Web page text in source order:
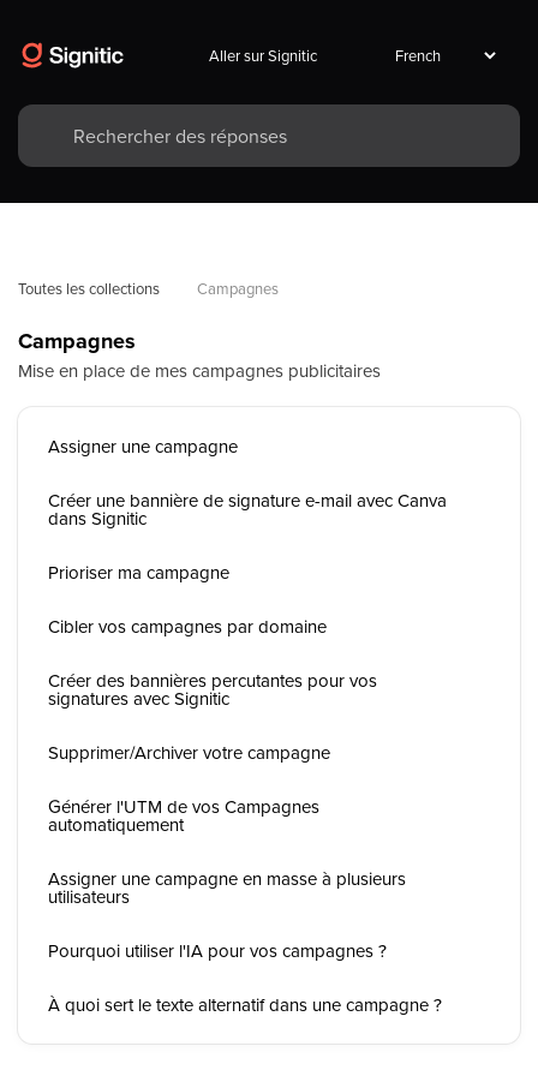
Aller sur Signitic
Toutes les collections Campagnes
Campagnes
Mise en place de mes campagnes publicitaires
Assigner une campagne
Créer une bannière de signature e-mail avec Canva
dans Signitic
Prioriser ma campagne
Cibler vos campagnes par domaine
Créer des bannières percutantes pour vos
signatures avec Signitic
Supprimer/Archiver votre campagne
Générer l'UTM de vos Campagnes
automatiquement
Assigner une campagne en masse à plusieurs
utilisateurs
Pourquoi utiliser l'IA pour vos campagnes ?
À quoi sert le texte alternatif dans une campagne ?